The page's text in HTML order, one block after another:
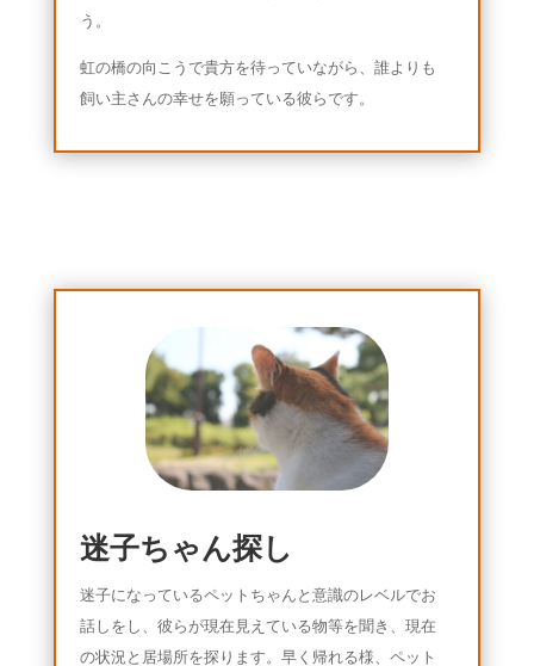
う。
虹の橋の向こうで貴方を待っていながら、誰よりも
飼い主さんの幸せを願っている彼らです。
迷子ちゃん探し
迷子になっているペットちゃんと意識のレベルでお
話しをし、彼らが現在見えている物等を聞き、現在
の状況と居場所を探ります。早く帰れる様、ペット